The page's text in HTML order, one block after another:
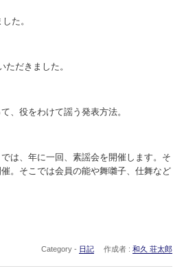
た。
だきました。
、役をわけて謡う発表方法。
は、年に一回、素謡会を開催します。そ
。そこでは会員の能や舞囃子、仕舞など
Category - 日記 作成者 : 和久 荘太郎